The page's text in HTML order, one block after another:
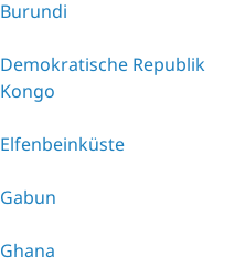
Burundi
Demokratische Republik
Kongo
Elfenbeinküste
Gabun
Ghana